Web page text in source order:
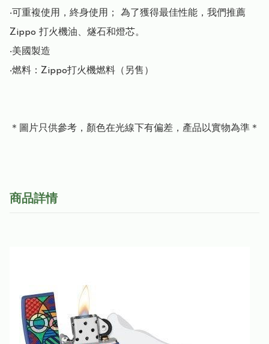
‧可重複使用，終身使用； 為了獲得最佳性能，我們推薦
Zippo 打火機油、燧石和燈芯。
‧美國製造
‧燃料：Zippo打火機燃料（另售）
＊圖片只供參考，顏色在光線下有偏差，產品以實物為準＊
商品詳情